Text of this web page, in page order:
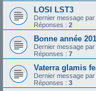
LOSI LST3
Dernier message par
Réponses : 2
Bonne année
Dernier message par
Réponses : 7
Vaterra glamis
Dernier message par
Réponses : 3